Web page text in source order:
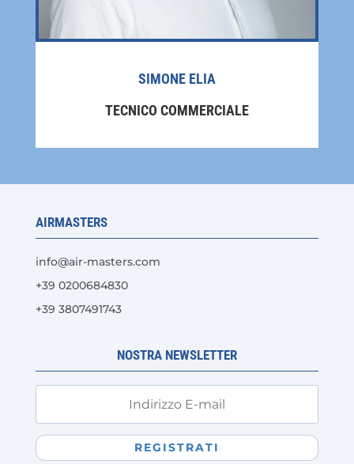
SIMONE ELIA
TECNICO COMMERCIALE
AIRMASTERS
info@air-masters.com
+39 0200684830
+39 3807491743
NOSTRA NEWSLETTER
REGISTRATI